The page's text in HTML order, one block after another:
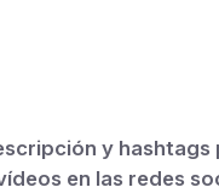
y hashtags
en las redes